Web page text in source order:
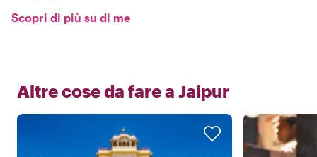
Scopri di più su di me
Altre cose da fare a Jaipur